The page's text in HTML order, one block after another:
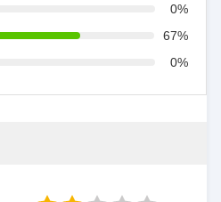
0%
67%
0%